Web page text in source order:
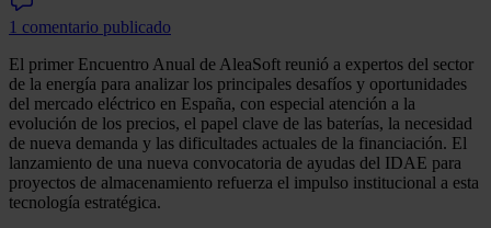
1 comentario publicado
El primer Encuentro Anual de AleaSoft reunió a expertos del sector
de la energía para analizar los principales desafíos y oportunidades
del mercado eléctrico en España, con especial atención a la
evolución de los precios, el papel clave de las baterías, la necesidad
de nueva demanda y las dificultades actuales de la financiación. El
lanzamiento de una nueva convocatoria de ayudas del IDAE para
proyectos de almacenamiento refuerza el impulso institucional a esta
tecnología estratégica.